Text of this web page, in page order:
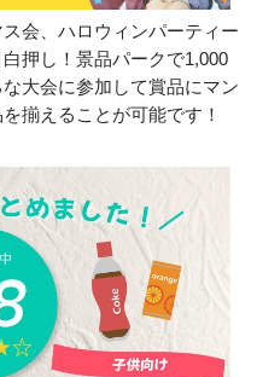
会、ハロウィンパーティー
押し！景品パークで1,000
大会に参加して賞品にマン
揃えることが可能です！